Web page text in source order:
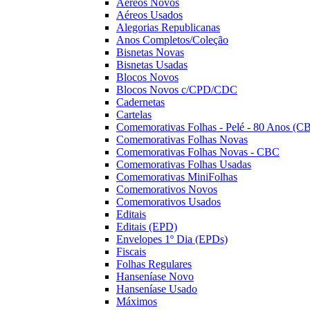
Aéreos Usados
Alegorias Republicanas
Anos Completos/Coleção
Bisnetas Novas
Bisnetas Usadas
Blocos Novos
Blocos Novos c/CPD/CDC
Cadernetas
Cartelas
Comemorativas Folhas - Pelé - 80 Anos
Comemorativas Folhas Novas
Comemorativas Folhas Novas - CBC
Comemorativas Folhas Usadas
Comemorativas MiniFolhas
Comemorativos Novos
Comemorativos Usados
Editais
Editais (EPD)
Envelopes 1º Dia (EPDs)
Fiscais
Folhas Regulares
Hanseníase Novo
Hanseníase Usado
Máximos